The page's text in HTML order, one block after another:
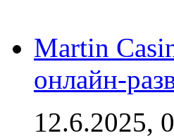
Martin
онлайн-
12.6.2025,